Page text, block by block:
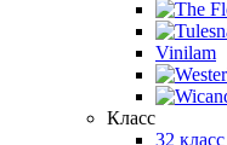
Vinilam
Класс
32 класс